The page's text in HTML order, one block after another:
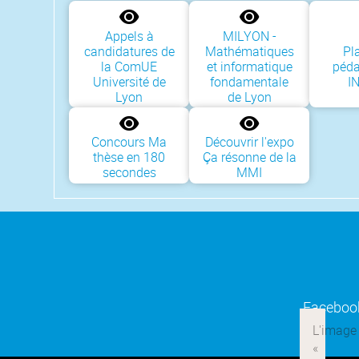
Appels à
candidatures de
la ComUE
Université de
Lyon
MILYON -
Mathématiques
et informatique
fondamentale
de Lyon
Concours Ma
thèse en 180
secondes
Découvrir l'expo
Ça résonne de la
MMI